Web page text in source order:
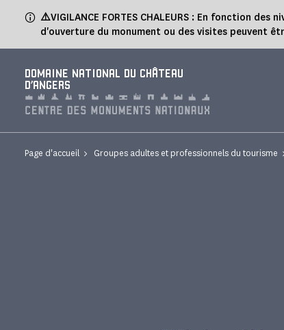
⚠️VIGILANCE FORTES CHALEURS : En fonction
d'ouverture du monument ou des visites peuvent
DOMAINE NATIONAL DU CHÂTEAU
D'ANGERS
Page d'accueil Groupes adultes et professionnels du tourisme